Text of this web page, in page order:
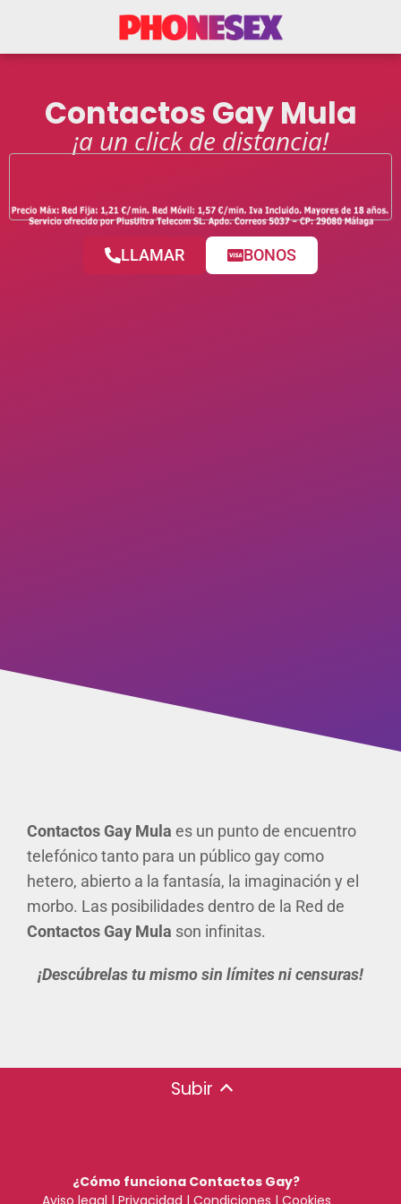
Contactos Gay Mula
¡a un click de distancia!
LLAMAR BONOS
Contactos Gay Mula es un punto de encuentro
telefónico tanto para un público gay como
hetero, abierto a la fantasía, la imaginación y el
morbo. Las posibilidades dentro de la Red de
Contactos Gay Mula son infinitas.
¡Descúbrelas tu mismo sin límites ni censuras!
Subir
¿Cómo funciona Contactos Gay?